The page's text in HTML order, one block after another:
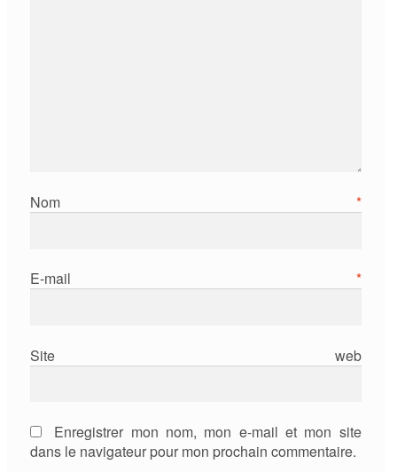
Nom *
E-mail *
Site web
Enregistrer mon nom, mon e-mail et mon site
dans le navigateur pour mon prochain commentaire.